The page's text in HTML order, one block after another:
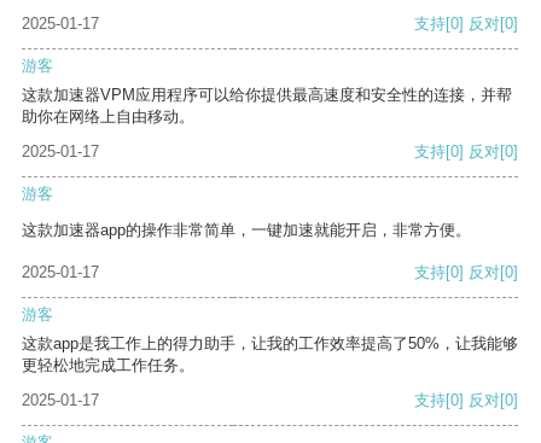
2025-01-17
支持[0] 反对[0]
游客
这款加速器VPM应用程序可以给你提供最高速度和安全性的连接，并帮
助你在网络上自由移动。
2025-01-17
支持[0] 反对[0]
游客
这款加速器app的操作非常简单，一键加速就能开启，非常方便。
2025-01-17 支持[0] 反对[0]
游客
这款app是我工作上的得力助手，让我的工作效率提高了50%，让我能够
更轻松地完成工作任务。
2025-01-17
支持[0] 反对[0]